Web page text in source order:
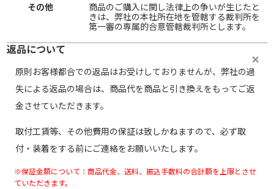
その他
商品のご購入に関し法律上の争いが生じたと
きは、弊社の本社所在地を管轄する裁判所を
第一審の専属的合意管轄裁判所とします。
返品について
原則お客様都合での返品はお受けしておりませんが、弊社の過
失による返品の場合は、商品代を商品と引き換えをもってご返
金させていただきます。
取付工賃等、その他費用の保証は致しかねますので、必ず取
付・装着をする前にご連絡をお願いいたします。
※保証金額について：商品代金、送料、振込手数料の合計額を上限とさせ
ていただきます。